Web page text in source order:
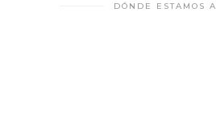
DÓNDE ESTAMOS